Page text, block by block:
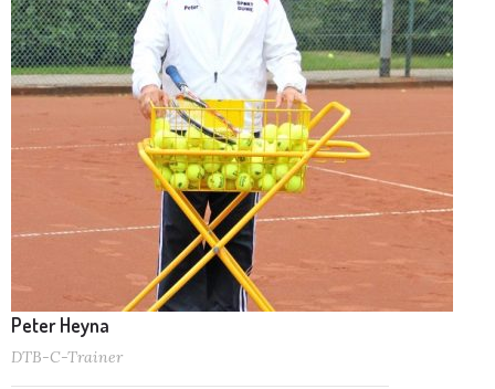
Peter Heyna
DTB-C-Trainer